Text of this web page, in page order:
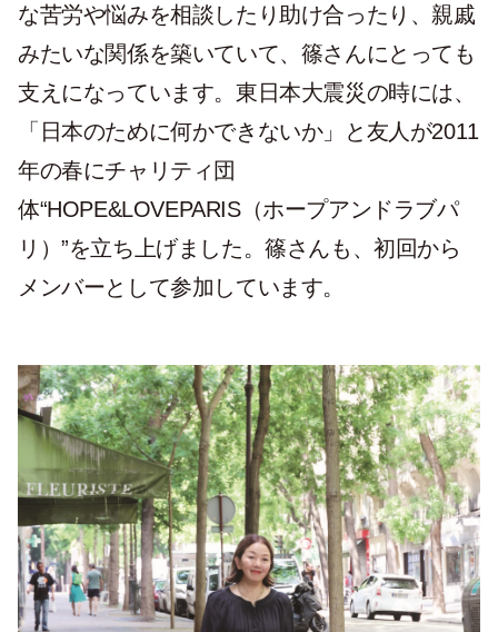
な苦労や悩みを相談したり助け合ったり、親戚
みたいな関係を築いていて、篠さんにとっても
支えになっています。東日本大震災の時には、
「日本のために何かできないか」と友人が2011
年の春にチャリティ団
体“HOPE&LOVEPARIS（ホープアンドラブパ
リ）”を立ち上げました。篠さんも、初回から
メンバーとして参加しています。